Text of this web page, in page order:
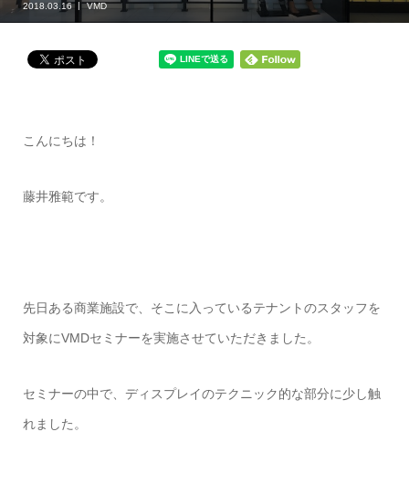
2018.03.16 VMD
こんにちは！
藤井雅範です。
先日ある商業施設で、そこに入っているテナントのスタッフを
対象にVMDセミナーを実施させていただきました。
セミナーの中で、ディスプレイのテクニック的な部分に少し触
れました。